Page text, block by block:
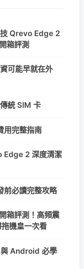
Qrevo Edge 2
箱評測
可能早就在外
統 SIM 卡
用完整指南
Edge 2 深度清潔
前必讀完整攻略
箱評測！高頻震
機皇一次看
Android 必學